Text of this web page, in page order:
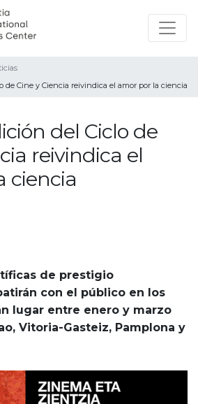
de Cine y Ciencia reivindica el amor por la ciencia
del Ciclo de
reivindica el
ciencia
de prestigio
con el público en los
lugar entre enero y marzo
Vitoria-Gasteiz, Pamplona y